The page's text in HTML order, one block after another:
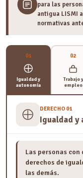
para las
antigua LISMI
normativas
01
Igualdad y
autonomía
02
Trabajo y
empleo
DERECHO 01
Igualdad y
Las personas
derechos de
las demás.